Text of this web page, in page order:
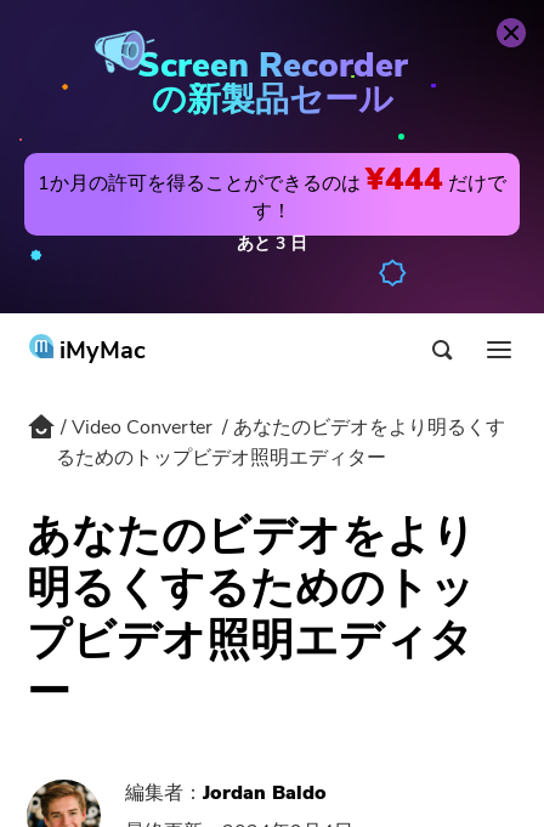
Screen Recorder
の新製品セール
1か月の許可を得ることができるのは ¥444 だけで
す！
あと3 日
iMyMac
製品&ソリューション
Hot
PowerMyMac
PowerUninstall
Screen Recorder
サポート
Video Converter
Video Converter
あなたのビデオをより明るくす
るためのトップビデオ照明エディター
あなたのビデオをより
明るくするためのトッ
プビデオ照明エディタ
ー
編集者： Jordan Baldo